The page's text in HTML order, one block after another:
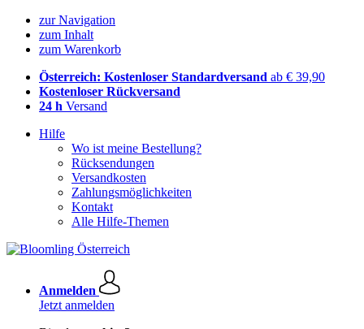
zur Navigation
zum Inhalt
zum Warenkorb
Österreich: Kostenloser Standardversand ab € 39,90
Kostenloser Rückversand
24 h Versand
Hilfe
Wo ist meine Bestellung?
Rücksendungen
Versandkosten
Zahlungsmöglichkeiten
Kontakt
Alle Hilfe-Themen
Anmelden
Jetzt anmelden